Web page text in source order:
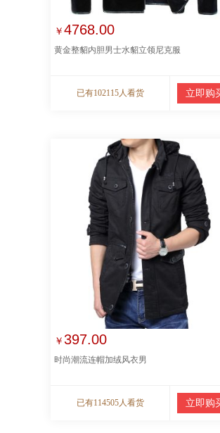
￥4768.00
黄金整貂内胆男士水貂立领尼克服
已有102115人看货 立即购
￥397.00
时尚潮流连帽加绒风衣男
已有114505人看货 立即购